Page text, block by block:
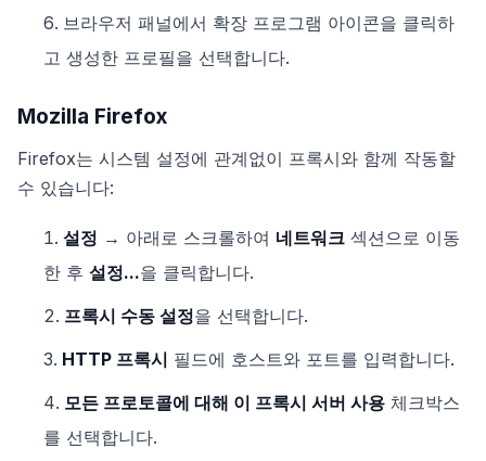
브라우저 패널에서 확장 프로그램 아이콘을 클릭하
고 생성한 프로필을 선택합니다.
Mozilla Firefox
Firefox는 시스템 설정에 관계없이 프록시와 함께 작동할
수 있습니다:
설정 → 아래로 스크롤하여 네트워크 섹션으로 이동
한 후 설정...을 클릭합니다.
프록시 수동 설정을 선택합니다.
HTTP 프록시 필드에 호스트와 포트를 입력합니다.
모든 프로토콜에 대해 이 프록시 서버 사용 체크박스
를 선택합니다.